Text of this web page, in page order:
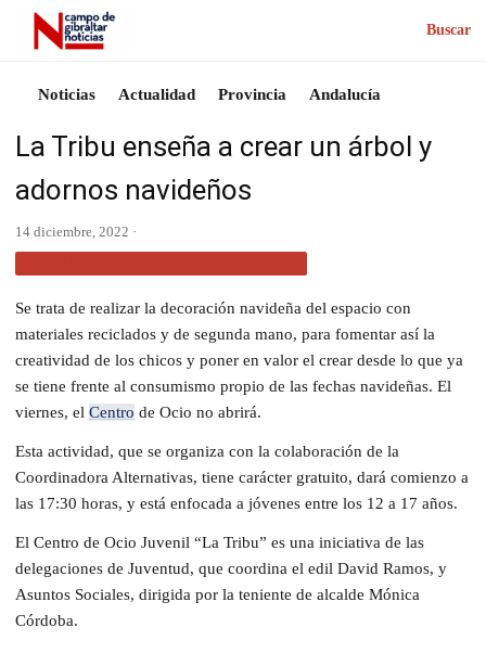
Buscar
Noticias Actualidad Provincia Andalucía
La Tribu enseña a crear un árbol y
adornos navideños
14 diciembre, 2022 ·
Se trata de realizar la decoración navideña del espacio con
materiales reciclados y de segunda mano, para fomentar así la
creatividad de los chicos y poner en valor el crear desde lo que ya
se tiene frente al consumismo propio de las fechas navideñas. El
viernes, el Centro de Ocio no abrirá.
Esta actividad, que se organiza con la colaboración de la
Coordinadora Alternativas, tiene carácter gratuito, dará comienzo a
las 17:30 horas, y está enfocada a jóvenes entre los 12 a 17 años.
El Centro de Ocio Juvenil “La Tribu” es una iniciativa de las
delegaciones de Juventud, que coordina el edil David Ramos, y
Asuntos Sociales, dirigida por la teniente de alcalde Mónica
Córdoba.